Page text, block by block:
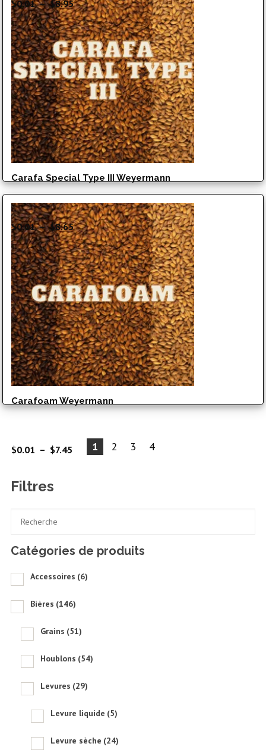
$0.01 – $8.95Plage
de
prix :
$0.01
à
$8.95
Carafa Special Type III Weyermann
$0.01 – $8.65Plage
de
prix :
$0.01
à
$8.65
Carafoam Weyermann
$0.01 – $7.45Plage
1 2 3 4
Filtres
Catégories de produits
Accessoires (6)
Bières (146)
Grains (51)
Houblons (54)
Levures (29)
Levure liquide (5)
Levure sèche (24)